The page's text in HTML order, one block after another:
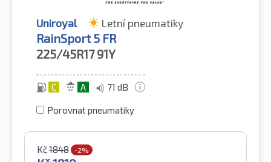
Uniroyal Letní pneumatiky
RainSport 5 FR
225/45R17 91Y
C A 71 dB
Porovnat pneumatiky
Kč1848 -2%